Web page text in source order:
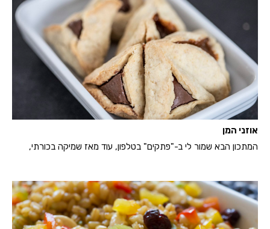
אוזני המן
המתכון הבא שמור לי ב-"פתקים" בטלפון, עוד מאז שמיקה בכורתי,